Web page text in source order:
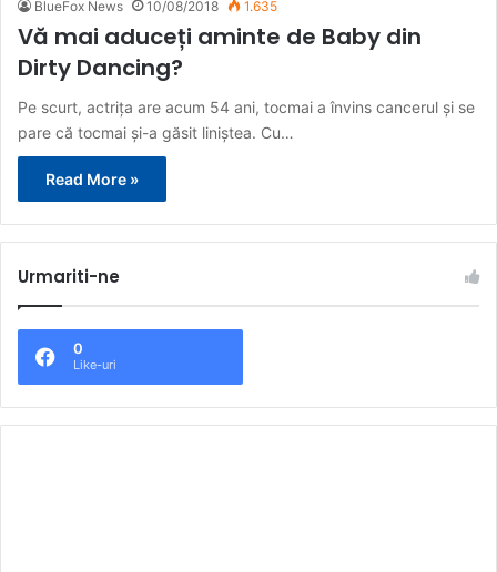
BlueFox News 10/08/2018 1.635
Vă mai aduceți aminte de Baby din
Dirty Dancing?
Pe scurt, actrița are acum 54 ani, tocmai a învins cancerul și se
pare că tocmai și-a găsit liniștea. Cu…
Read More »
Urmariti-ne
0
Like-uri